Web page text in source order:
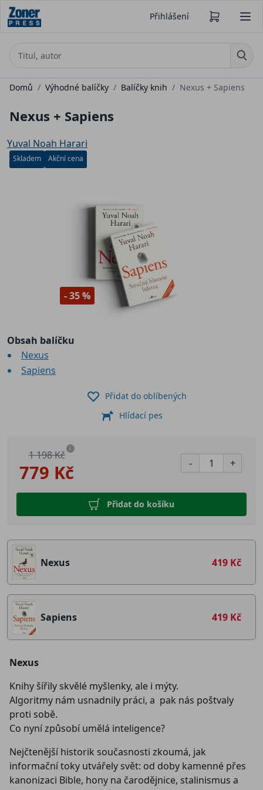
Přihlášení
Domů / Výhodné balíčky / Balíčky knih / Nexus + Sapiens
Nexus + Sapiens
Yuval Noah Harari
Skladem Akční cena
- 35 %
Obsah balíčku
Nexus
Sapiens
779 Kč
1 198 Kč i
- +
Přidat do košíku
Přidat do oblíbených
Hlídací pes
Nexus 419 Kč
Sapiens 419 Kč
Nexus
Knihy šířily skvělé myšlenky, ale i mýty.
Algoritmy nám usnadnily práci, a pak nás poštvaly
proti sobě.
Co nyní způsobí umělá inteligence?
Nejčtenější historik současnosti zkoumá, jak
informační toky utvářely svět: od doby kamenné přes
kanonizaci Bible, hony na čarodějnice, stalinismus a